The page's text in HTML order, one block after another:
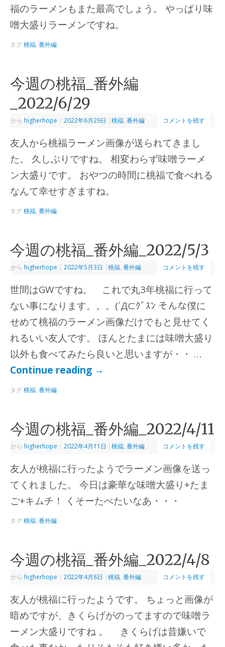
福のラーメンもまた最高でしょう。 やっぱり味
噌大盛りラーメンですね。
タグ桃福,番外編
今週の桃福_番外編
_2022/6/29
から higherhope | 2022年6月29日 |桃福,番外編 コメントを残す
友人から桃福ラーメン画像が送られてきまし
た。 久しぶりですね。 相変わらず味噌ラーメ
ン大盛りです。 おやつの時間に桃福で食べれる
なんて幸せすぎますね。
タグ桃福,番外編
今週の桃福_番外編_2022/5/3
から higherhope | 2022年5月3日 |桃福,番外編 コメントを残す
世間はGWですね。 これで丸3年桃福に行って
ない事になります。。。(´Д⊂ｸﾞｽﾝ そんな僕に
せめて桃福のラーメン画像だけでもと見せてく
れるいい友人です。 ほんとたまには味噌大盛り
以外も食べてみたら良いと思いますが・・ …
Continue reading →
タグ桃福,番外編
今週の桃福_番外編_2022/4/11
から higherhope | 2022年4月11日 |桃福,番外編 コメントを残す
友人が桃福に行ったようでラーメン画像を送っ
てくれました。 今日は豪華な味噌大盛り+たま
ご+キムチ！ くそーたべたいなあ・・・
タグ桃福,番外編
今週の桃福_番外編_2022/4/8
から higherhope | 2022年4月8日 |桃福,番外編 コメントを残す
友人が桃福に行ったようです。 ちょっと画像が
暗めですが、きくらげがのってますので味噌ラ
ーメン大盛りですね 。 きくらげは昔嫌いで